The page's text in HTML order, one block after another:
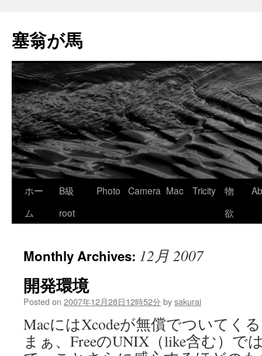
塞翁が馬
Skip
ホー
ム
B級
root
Photo Camera Mac Tricity
物
欲
Monthly Archives: 12月 2007
開発環境
Posted on 2007年12月28日12時52分 bysakurai
MacにはXcodeが無償でついてく
まぁ、FreeのUNIX（like含む）で